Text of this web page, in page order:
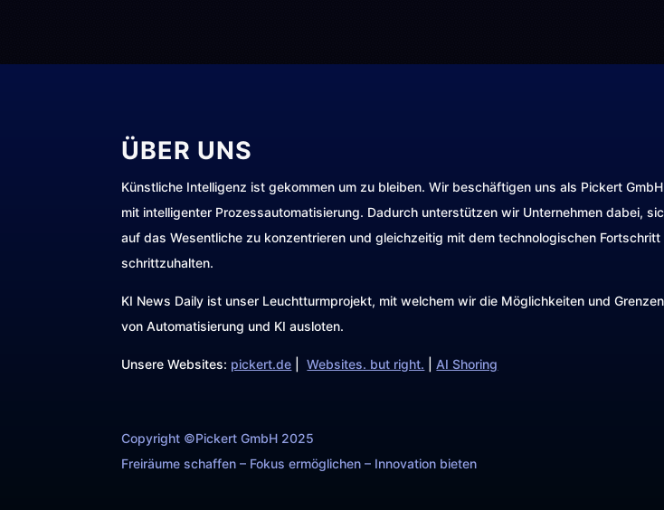
ÜBER UNS
Künstliche Intelligenz ist gekommen um zu bleiben. Wir beschäftigen uns als Pickert GmbH
mit intelligenter Prozessautomatisierung. Dadurch unterstützen wir Unternehmen dabei,
auf das Wesentliche zu konzentrieren und gleichzeitig mit dem technologischen Fortschritt
schrittzuhalten.
KI News Daily ist unser Leuchtturmprojekt, mit welchem wir die Möglichkeiten und Grenzen
von Automatisierung und KI ausloten.
Unsere Websites: pickert.de |Websites. but right. |AI Shoring
Copyright ©Pickert GmbH 2025
Freiräume schaffen – Fokus ermöglichen – Innovation bieten